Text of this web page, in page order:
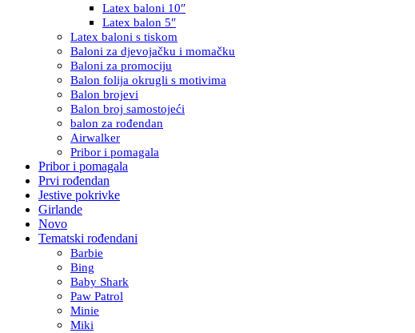
Latex baloni 10″
Latex balon 5″
Latex baloni s tiskom
Baloni za djevojačku i momačku
Baloni za promociju
Balon folija okrugli s motivima
Balon brojevi
Balon broj samostojeći
balon za rođendan
Airwalker
Pribor i pomagala
Pribor i pomagala
Prvi rođendan
Jestive pokrivke
Girlande
Novo
Tematski rođendani
Barbie
Bing
Baby Shark
Paw Patrol
Minie
Miki